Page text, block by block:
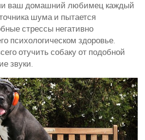
и содержание кур
Курятники и клетки
Полезное о курах
Другие птицы
Гуси
Индюки
Перепела
Утки
ваш домашний любимец каждый
шума и пытается
стрессы негативно
психологическом здоровье.
отучить собаку от подобной
звуки.